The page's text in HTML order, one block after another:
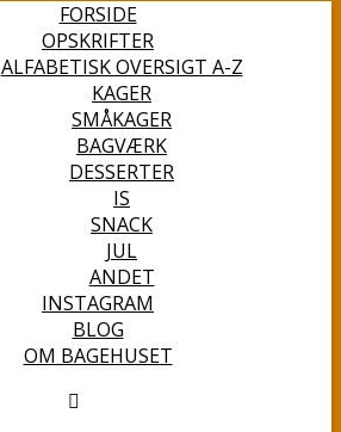
FORSIDE
OPSKRIFTER
ALFABETISK OVERSIGT A-Z
KAGER
SMÅKAGER
BAGVÆRK
DESSERTER
IS
SNACK
JUL
ANDET
INSTAGRAM
BLOG
OM BAGEHUSET